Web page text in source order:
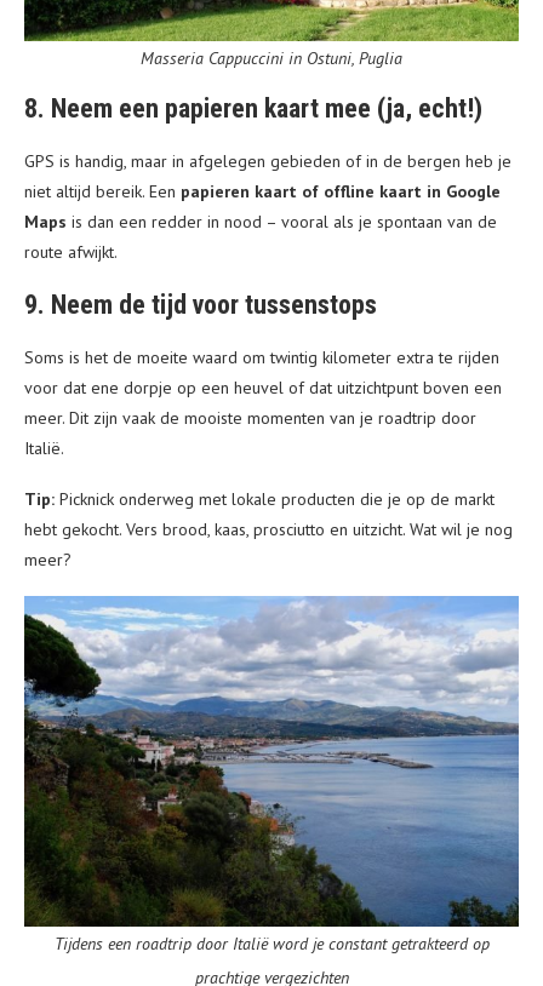
Masseria Cappuccini in Ostuni, Puglia
8. Neem een papieren kaart mee (ja, echt!)
GPS is handig, maar in afgelegen gebieden of in de bergen heb je
niet altijd bereik. Een papieren kaart of offline kaart in Google
Maps is dan een redder in nood – vooral als je spontaan van de
route afwijkt.
9. Neem de tijd voor tussenstops
Soms is het de moeite waard om twintig kilometer extra te rijden
voor dat ene dorpje op een heuvel of dat uitzichtpunt boven een
meer. Dit zijn vaak de mooiste momenten van je roadtrip door
Italië.
Tip: Picknick onderweg met lokale producten die je op de markt
hebt gekocht. Vers brood, kaas, prosciutto en uitzicht. Wat wil je nog
meer?
Tijdens een roadtrip door Italië word je constant getrakteerd op
prachtige vergezichten